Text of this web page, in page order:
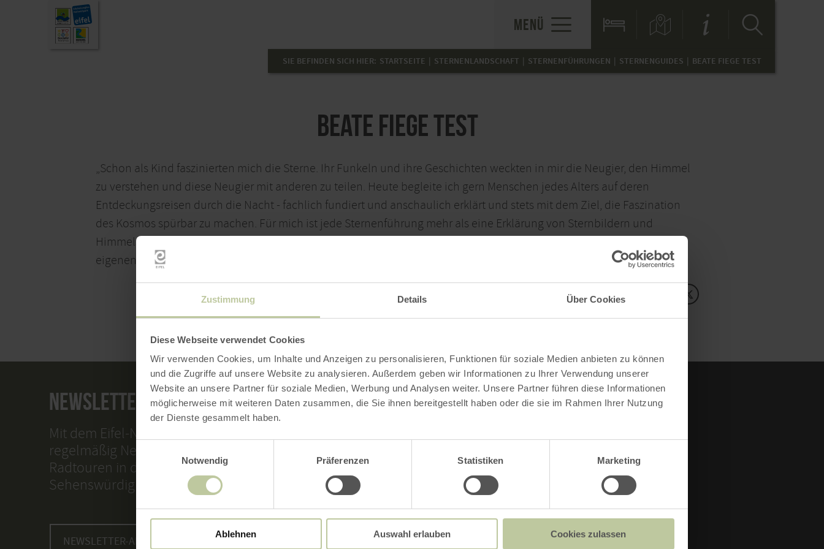
Zustimmung Details Über Cookies
Diese Webseite verwendet Cookies
Wir verwenden Cookies, um Inhalte und Anzeigen zu personalisieren, Funktionen für soziale Medien anbieten zu können
und die Zugriffe auf unsere Website zu analysieren. Außerdem geben wir Informationen zu Ihrer Verwendung unserer
Website an unsere Partner für soziale Medien, Werbung und Analysen weiter. Unsere Partner führen diese Informationen
möglicherweise mit weiteren Daten zusammen, die Sie ihnen bereitgestellt haben oder die sie im Rahmen Ihrer Nutzung
der Dienste gesammelt haben.
Notwendig
Präferenzen Statistiken Marketing
Ablehnen Auswahl erlauben Cookies zulassen
MENÜ
SIE BEFINDEN SICH HIER: STARTSEITE STERNENLANDSCHAFT STERNENFÜHRUNGEN STERNENGUIDES BEATE FIEGE TEST
Beate Fiege TEST
„Schon als Kind faszinierten mich die Sterne. Ihr Funkeln und ihre Geschichten weckten in mir die Neugier, den Himmel
zu verstehen und diese Neugier mit anderen zu teilen. Heute begleite ich gern Menschen jedes Alters auf deren
Entdeckungsreisen durch die Nacht - fachlich fundiert und anschaulich erklärt und stets mit dem Ziel, die Faszination
des Kosmos spürbar zu machen. Für mich ist jede Sternenführung mehr als eine Erklärung von Sternbildern und
Himmelsphänomenen: Sie ist eine Einladung, Staunen zu erleben, sich mit diesem Erlebnis zu verbinden und den
eigenen Blick für das Grosse und Kleine zu schärfen.“
Inhalte teilen:
NEWSLETTER
Mit dem Eifel-Newsletter liefern wir Ihnen
regelmäßig Neuigkeiten zum Wandern und zu
Radtouren in der Eifel, zu Urlaubsangeboten und
Sehenswürdigkeiten.
NEWSLETTER-ANMELDUNG
SOCIAL MEDIA
FACEBOOK